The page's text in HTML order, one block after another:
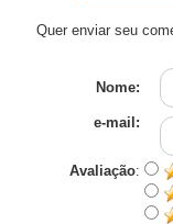
Quer enviar seu
Nome:
e-mail:
Avaliação: